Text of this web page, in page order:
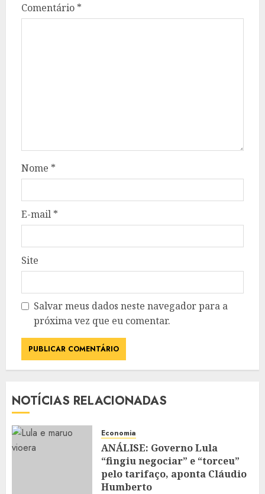
Comentário *
Nome *
E-mail *
Site
Salvar meus dados neste navegador para a
próxima vez que eu comentar.
NOTÍCIAS RELACIONADAS
Economia
ANÁLISE: Governo Lula
“fingiu negociar” e “torceu”
pelo tarifaço, aponta Cláudio
Humberto